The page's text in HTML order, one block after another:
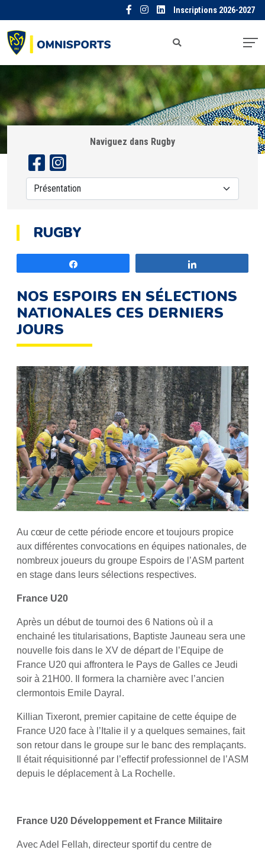
Inscriptions 2026-2027
Naviguez dans Rugby
RUGBY
NOS ESPOIRS EN SÉLECTIONS
NATIONALES CES DERNIERS
JOURS
Au cœur de cette période encore et toujours propice
aux différentes convocations en équipes nationales, de
nombreux joueurs du groupe Espoirs de l’ASM partent
en stage dans leurs sélections respectives.
France U20
Après un début de tournoi des 6 Nations où il a
enchainé les titularisations, Baptiste Jauneau sera une
nouvelle fois dans le XV de départ de l’Equipe de
France U20 qui affrontera le Pays de Galles ce Jeudi
soir à 21H00. Il formera la charnière avec l’ancien
clermontois Emile Dayral.
Killian Tixeront, premier capitaine de cette équipe de
France U20 face à l’Italie il y a quelques semaines, fait
son retour dans le groupe sur le banc des remplaçants.
Il était réquisitionné par l’effectif professionnel de l’ASM
depuis le déplacement à La Rochelle.
France U20 Développement et France Militaire
Avec Adel Fellah, directeur sportif du centre de